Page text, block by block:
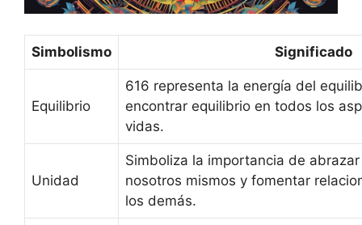
Simbolismo Significado
Equilibrio
616 representa la energía del
encontrar equilibrio en todos los
vidas.
Unidad
Simboliza la importancia de
nosotros mismos y fomentar
los demás.